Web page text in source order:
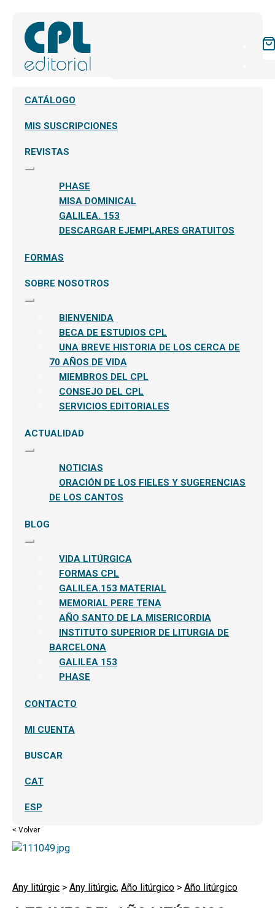
CATÁLOGO
MIS SUSCRIPCIONES
REVISTAS
Expandir
PHASE
MISA DOMINICAL
GALILEA. 153
DESCARGAR EJEMPLARES GRATUITOS
FORMAS
SOBRE NOSOTROS
Expandir
BIENVENIDA
BECA DE ESTUDIOS CPL
UNA BREVE HISTORIA DE LOS CERCA DE
70 AÑOS DE VIDA
MIEMBROS DEL CPL
CONSEJO DEL CPL
SERVICIOS EDITORIALES
ACTUALIDAD
Expandir
NOTICIAS
ORACIÓN DE LOS FIELES Y SUGERENCIAS
DE LOS CANTOS
BLOG
Expandir
VIDA LITÚRGICA
FORMAS CPL
GALILEA.153 MATERIAL
MEMORIAL PERE TENA
AÑO SANTO DE LA MISERICORDIA
INSTITUTO SUPERIOR DE LITURGIA DE
BARCELONA
GALILEA 153
PHASE
CONTACTO
MI CUENTA
BUSCAR
CAT
ESP
< Volver
Any litúrgic > Any litúrgic, Año litúrgico > Año litúrgico